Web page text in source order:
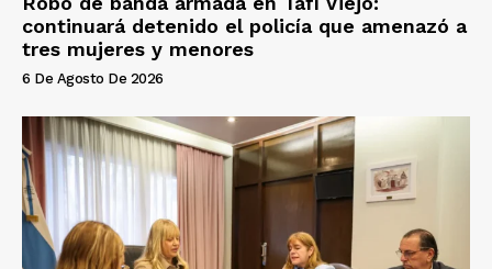
continuará detenido el policía que amenazó a
tres mujeres y menores
6 De Agosto De 2026